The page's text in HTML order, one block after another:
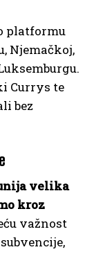
platformu
Njemačkoj,
Currys te
bez
velika
kroz
važnost